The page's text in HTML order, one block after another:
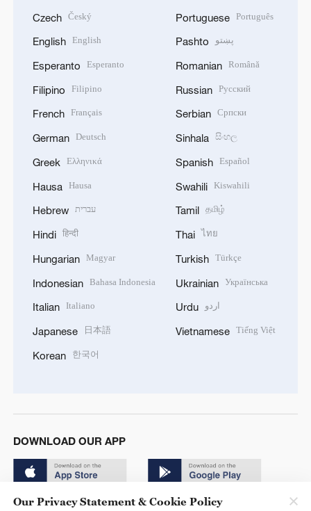
Czech Český
English English
Esperanto Esperanto
Filipino Filipino
French Français
German Deutsch
Greek Ελληνικά
Hausa Hausa
Hebrew עברית
Hindi हिन्दी
Hungarian Magyar
Indonesian Bahasa Indonesia
Italian Italiano
Japanese 日本語
Korean 한국어
Portuguese Português
Pashto پښتو
Romanian Română
Russian Русский
Serbian Српски
Sinhala සිංහල
Spanish Español
Swahili Kiswahili
Tamil தமிழ்
Thai ไทย
Turkish Türkçe
Ukrainian Українська
Urdu اردو
Vietnamese Tiếng Việt
DOWNLOAD OUR APP
Our Privacy Statement & Cookie Policy